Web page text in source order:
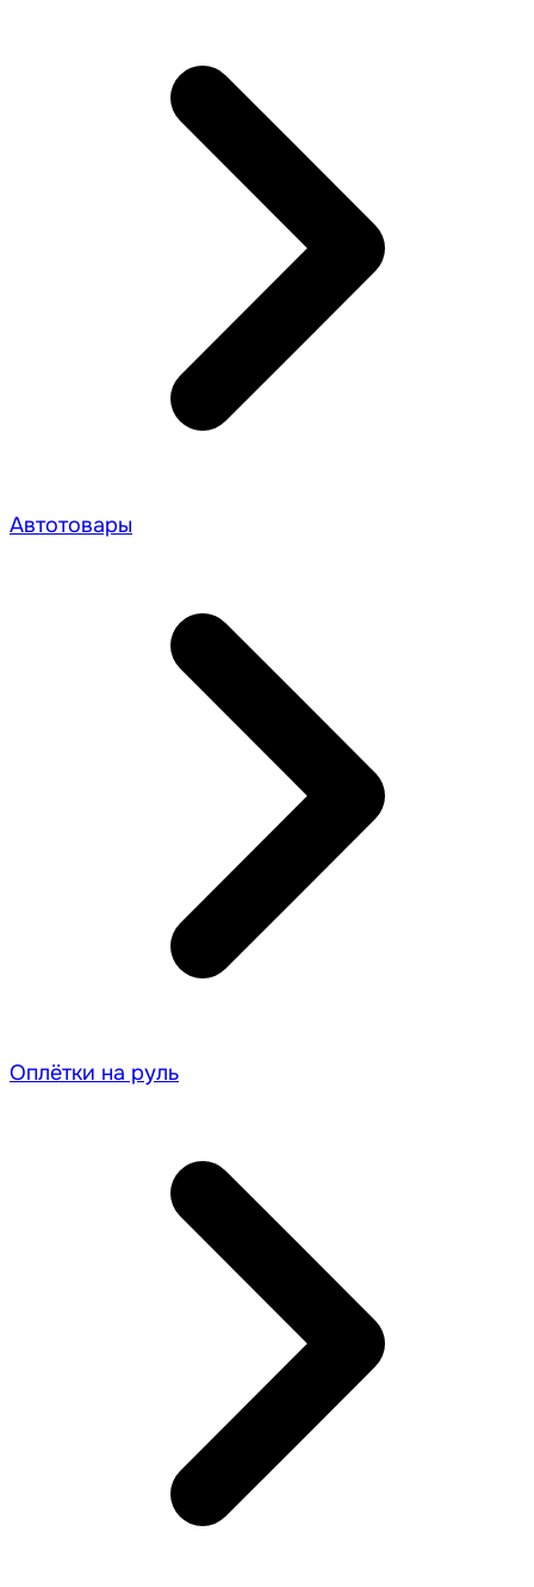
Автотовары
Оплётки на руль